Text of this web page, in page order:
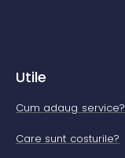
Utile
Cum adaug service?
Care sunt costurile?